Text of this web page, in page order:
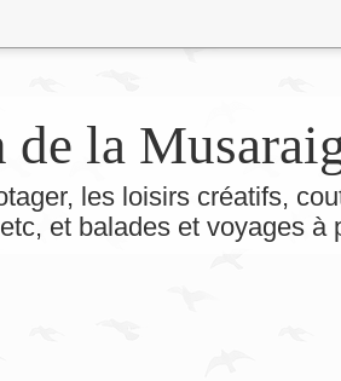
de la
les loisirs créatifs,
et balades et voyages